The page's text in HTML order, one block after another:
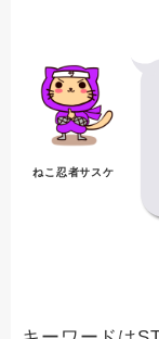
ねこ忍者サスケ